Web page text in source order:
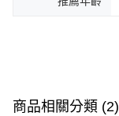
商品相關分類 (2)